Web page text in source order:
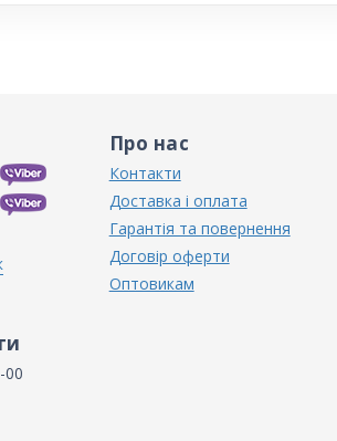
00
Про нас
Контакти
Доставка і оплата
Гарантія та повернення
Договір оферти
Оптовикам